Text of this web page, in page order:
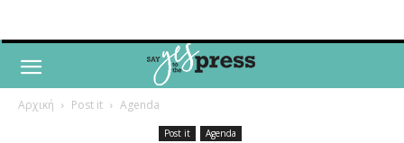
Αρχική Post it Agenda
Post it Agenda